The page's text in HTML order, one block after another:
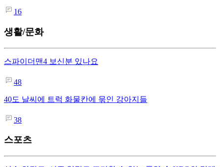
16
생활/문화
스파이더맨4 보신분 있나요
48
40도 날씨에 트럭 화물칸에 묶인 강아지들
38
스포츠